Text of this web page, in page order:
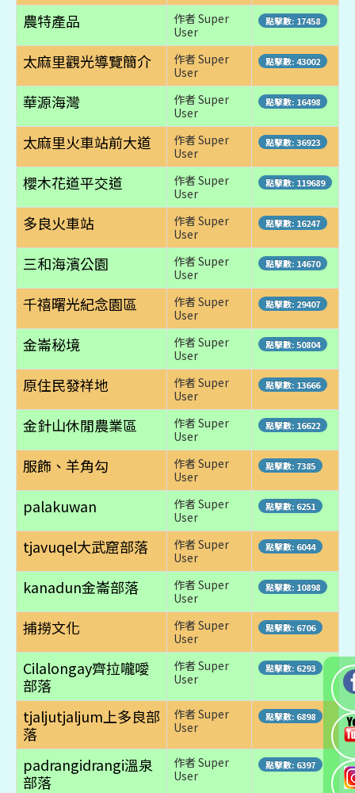
農特產品
作者 Super
User
點擊數: 17458
太麻里觀光導覽簡介
作者 Super
User
點擊數: 43002
華源海灣
作者 Super
User
點擊數: 16498
太麻里火車站前大道
作者 Super
User
點擊數: 36923
櫻木花道平交道
作者 Super
User
點擊數: 119689
多良火車站
作者 Super
User
點擊數: 16247
三和海濱公園
作者 Super
User
點擊數: 14670
千禧曙光紀念園區
作者 Super
User
點擊數: 29407
金崙秘境
作者 Super
User
點擊數: 50804
原住民發祥地
作者 Super
User
點擊數: 13666
金針山休閒農業區
作者 Super
User
點擊數: 16622
服飾、羊角勾
作者 Super
User
點擊數: 7385
palakuwan
作者 Super
User
點擊數: 6251
tjavuqel大武窟部落
作者 Super
User
點擊數: 6044
kanadun金崙部落
作者 Super
User
點擊數: 10898
捕撈文化
作者 Super
User
點擊數: 6706
Cilalongay齊拉嚨噯
部落
作者 Super
User
點擊數: 6293
tjaljutjaljum上多良部
落
作者 Super
User
點擊數: 6898
padrangidrangi溫泉
部落
作者 Super
User
點擊數: 6397